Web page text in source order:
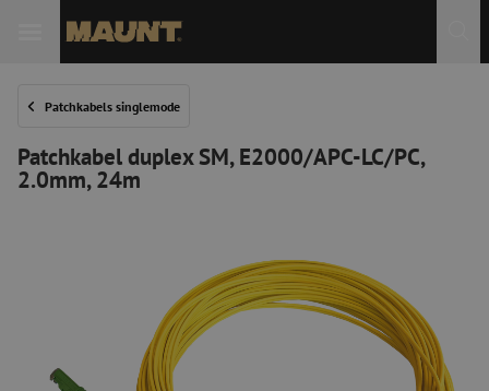
Patchkabels singlemode
Patchkabel duplex SM, E2000/APC-LC/PC,
2.0mm, 24m